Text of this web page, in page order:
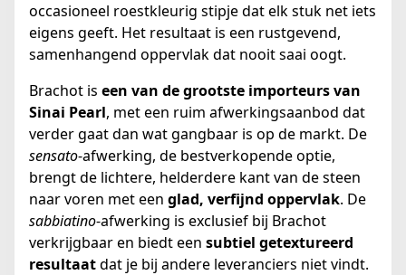
occasioneel roestkleurig stipje dat elk stuk net iets
eigens geeft. Het resultaat is een rustgevend,
samenhangend oppervlak dat nooit saai oogt.
Brachot is een van de grootste importeurs van
Sinai Pearl, met een ruim afwerkingsaanbod dat
verder gaat dan wat gangbaar is op de markt. De
sensato-afwerking, de bestverkopende optie,
brengt de lichtere, helderdere kant van de steen
naar voren met een glad, verfijnd oppervlak. De
sabbiatino-afwerking is exclusief bij Brachot
verkrijgbaar en biedt een subtiel getextureerd
resultaatdat je bij andere leveranciers niet vindt.